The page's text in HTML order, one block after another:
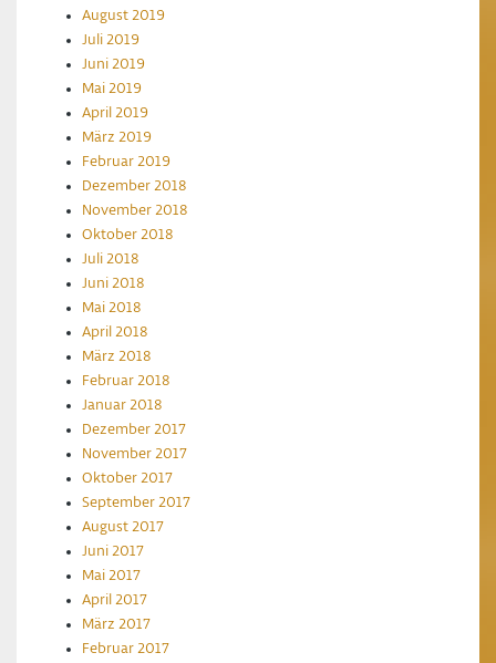
August 2019
Juli 2019
Juni 2019
Mai 2019
April 2019
März 2019
Februar 2019
Dezember 2018
November 2018
Oktober 2018
Juli 2018
Juni 2018
Mai 2018
April 2018
März 2018
Februar 2018
Januar 2018
Dezember 2017
November 2017
Oktober 2017
September 2017
August 2017
Juni 2017
Mai 2017
April 2017
März 2017
Februar 2017